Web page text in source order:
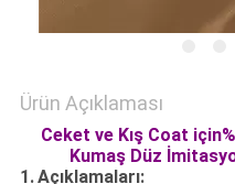
Ürün Açıklaması
Ceket ve Kış Coat
Kumaş Düz
1.Açıklamaları: